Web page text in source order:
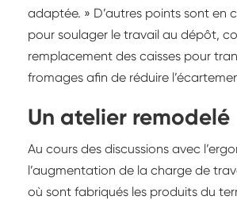
adaptée. » D’autres points sont en
pour soulager le travail au dépôt,
remplacement des caisses pour
fromages afin de réduire
Un atelier remodelé
Au cours des discussions avec
l’augmentation de la charge de
où sont fabriqués les produits du